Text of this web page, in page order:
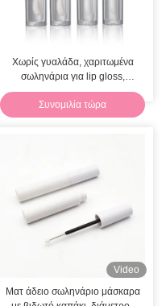
Χωρίς γυαλάδα, χαριτωμένα
σωληνάρια για lip gloss,
προσαρμοσμένα, 5ml
Συνομιλία τώρα
Video
Ματ άδειο σωληνάριο μάσκαρα